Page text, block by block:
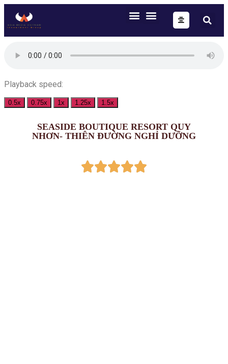
Playback speed:
0.5x 0.75x 1x 1.25x 1.5x
SEASIDE BOUTIQUE RESORT QUY
NHƠN- THIÊN ĐƯỜNG NGHỈ DƯỠNG